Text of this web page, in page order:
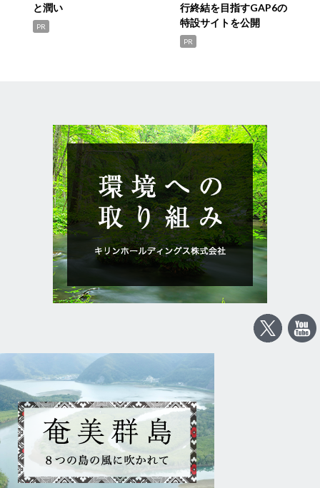
と潤い
PR
行終結を目指すGAP6の
特設サイトを公開
PR